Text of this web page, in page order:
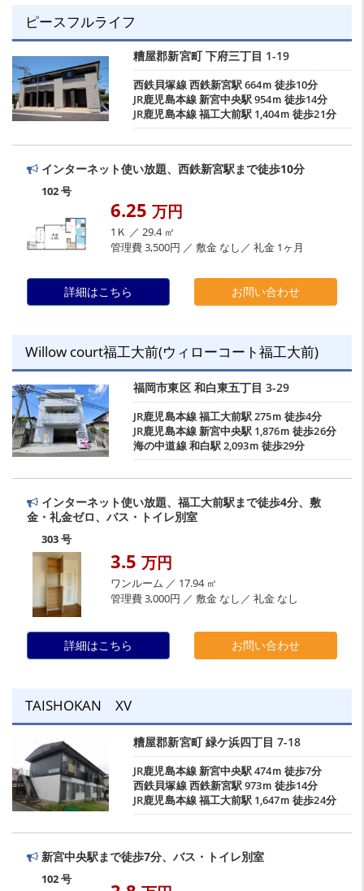
ピースフルライフ
糟屋郡新宮町 下府三丁目 1-19
西鉄貝塚線西鉄新宮駅664ｍ 徒歩10分
JR鹿児島本線新宮中央駅954ｍ 徒歩14分
JR鹿児島本線福工大前駅1,404ｍ 徒歩21分
インターネット使い放題、西鉄新宮駅まで徒歩10分
102 号
6.25 万円
1Ｋ ／ 29.4 ㎡
管理費 3,500円 ／ 敷金 なし／ 礼金 1ヶ月
詳細はこちら お問い合わせ
Willow court福工大前(ウィローコート福工大前)
福岡市東区 和白東五丁目 3-29
JR鹿児島本線福工大前駅275ｍ 徒歩4分
JR鹿児島本線新宮中央駅1,876ｍ 徒歩26分
海の中道線和白駅2,093ｍ 徒歩29分
インターネット使い放題、福工大前駅まで徒歩4分、敷
金・礼金ゼロ、バス・トイレ別室
303 号
3.5 万円
ワンルーム ／ 17.94 ㎡
管理費 3,000円 ／ 敷金 なし／ 礼金 なし
詳細はこちら お問い合わせ
TAISHOKAN XV
糟屋郡新宮町 緑ケ浜四丁目 7-18
JR鹿児島本線新宮中央駅474ｍ 徒歩7分
西鉄貝塚線西鉄新宮駅973ｍ 徒歩14分
JR鹿児島本線福工大前駅1,647ｍ 徒歩24分
新宮中央駅まで徒歩7分、バス・トイレ別室
102 号